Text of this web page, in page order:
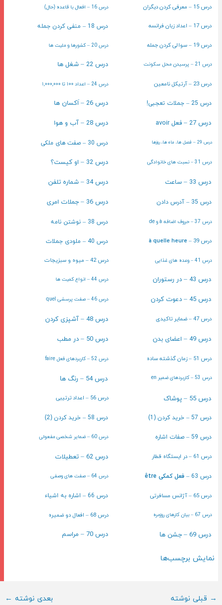
درس 15 – معرفی کردن دیگران درس 16 – افعال با قاعده (حال)
درس 17 – اعداد زبان فرانسه درس 18 – منفی کردن جمله
درس 19 – سوالی کردن جمله درس 20 – کشورها و ملیت ها
درس 21 – پرسیدن محل سکونت درس 22 – شغل ها
درس 23 – آرتیکل نامعین درس 24 – اعداد ۱۰۰ تا ۱,۰۰۰,۰۰۰
درس 25 – جملات تعجبی! درس 26 – اَکسان ها
درس 27 – فعل avoir درس 28 – آب و هوا
درس 29 – فصل ها، ماه ها، روزها درس 30 – صفت های ملکی
درس 31 – نسبت های خانوادگی درس 32 – او کیست؟
درس 33 – ساعت درس 34 – شماره تلفن
درس 35 – آدرس دادن درس 36 – جملات امری
درس 37 – حروف اضافه à و de درس 38 – نوشتن نامه
درس 39 – à quelle heure درس 40 – ملودی جملات
درس 41 – وعده های غذایی درس 42 – میوه و سبزیجات
درس 43 – در رستوران درس 44 – انواع کمیت ها
درس 45 – دعوت کردن درس 46 – صفت پرسشی quel
درس 47 – ضمایر تاکیدی درس 48 – آشپزی کردن
درس 49 – اعضای بدن درس 50 – در مطب
درس 51 – زمان گذشته ساده درس 52 – کاربردهای فعل faire
درس 53 – کاربردهای ضمیر en درس 54 – رنگ ها
درس 55 – پوشاک درس 56 – اعداد ترتیبی
درس 57 – خرید کردن (1) درس 58 – خرید کردن (2)
درس 59 – صفات اشاره درس 60 – ضمایر شخصی مفعولی
درس 61 – در ایستگاه قطار درس 62 – تعطیلات
درس 63 – فعل کمکی être درس 64 – صفت های وصفی
درس 65 – آژانس مسافرتی درس 66 – اشاره به اشیاء
درس 67 – بیان کارهای روزمره درس 68 – افعال دو ضمیره
درس 69 – جشن ها درس 70 – مراسم
نمایش برچسب‌ها
ناوبری
→قبلی نوشته بعدی نوشته ←